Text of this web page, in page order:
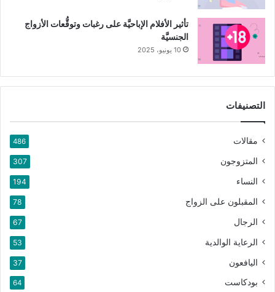
تأثير الأفلام الإباحيَّة على رغبات وتوقُّعات الأزواج
الجنسيَّة
10 يونيو، 2025
التصنيفات
مقالات 486
المتزوجون 307
النساء 194
المقبلون على الزواج 78
الرجال 67
الرعاية الوالدية 53
اليافعون 37
بودكاست 64